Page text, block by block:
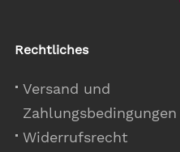
Rechtliches
Versand und
Zahlungsbedingungen
Widerrufsrecht